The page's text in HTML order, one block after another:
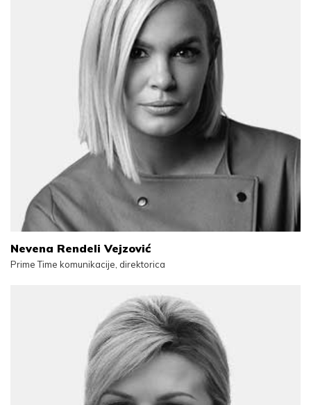
Nevena Rendeli Vejzović
Prime Time komunikacije, direktorica